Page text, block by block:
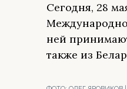
Сегодня, 28
ней
также из